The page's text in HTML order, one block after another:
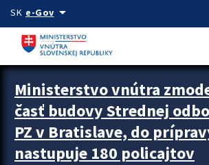
Preskocit na hlavný obsah
SK e-Govarrow_drop_down
Ministerstvo vnútra
časť budovy Strednej
PZ v Bratislave, do
nastupuje 180 policajtov